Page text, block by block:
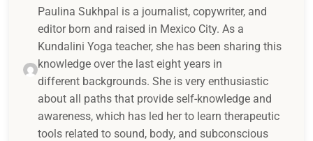
Paulina Sukhpal is a journalist, copywriter, and
editor born and raised in Mexico City. As a
Kundalini Yoga teacher, she has been sharing this
knowledge over the last eight years in
different backgrounds. She is very enthusiastic
about all paths that provide self-knowledge and
awareness, which has led her to learn therapeutic
tools related to sound, body, and subconscious